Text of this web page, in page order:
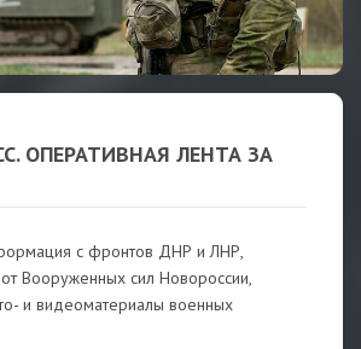
ОПЕРАТИВНАЯ ЛЕНТА ЗА
с фронтов ДНР и ЛНР,
Вооруженных сил Новороссии,
и видеоматериалы военных